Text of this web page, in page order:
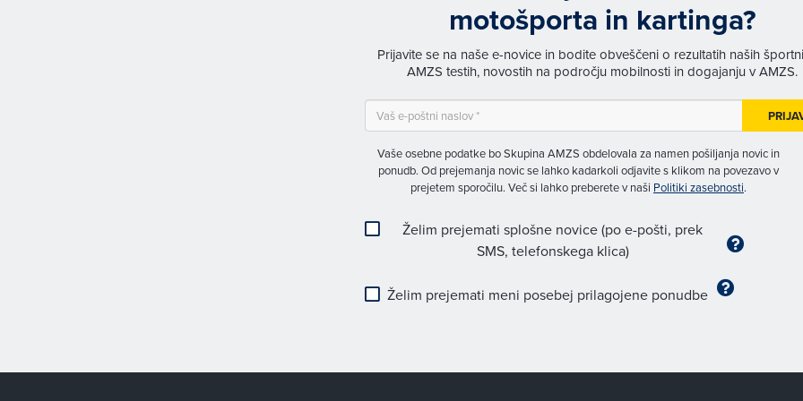
motošporta in kartinga?
Prijavite se na naše e-novice in bodite obveščeni o rezultatih naših
AMZS testih, novostih na področju mobilnosti in dogajanju v AMZS.
Vaše osebne podatke bo Skupina AMZS obdelovala za namen pošiljanja novic in
ponudb. Od prejemanja novic se lahko kadarkoli odjavite s klikom na povezavo v
prejetem sporočilu. Več si lahko preberete v naši Politiki zasebnosti.
Želim prejemati splošne novice (po e-pošti, prek
SMS, telefonskega klica)
Želim prejemati meni posebej prilagojene ponudbe